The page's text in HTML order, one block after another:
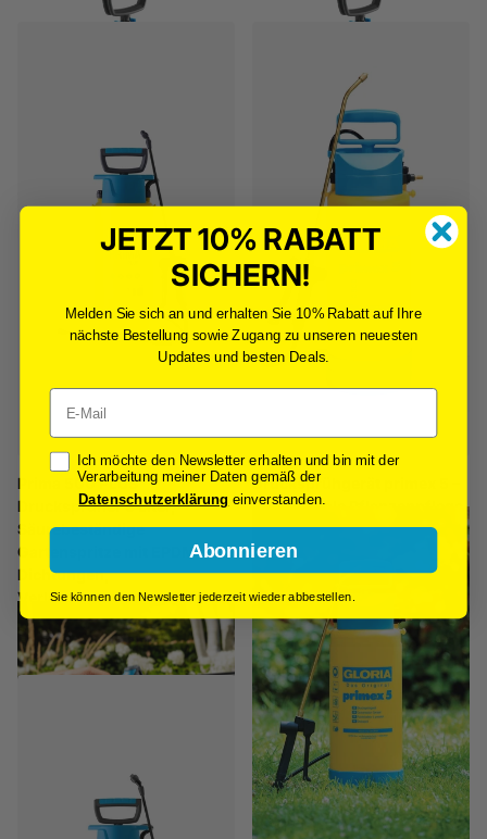
Prima 500 PLUS
Drucksprüher 5 Liter,
Säurebeständige
Gartenspritze mit EPDM-
Dichtungen,
Verlängerungslanze & PVC-
Gewebeschlauch
€44,90
Drucksprühgerät primex 5 –
Komfortable Pflanzenpflege
mit starker Pumpe und
Schultergurt
€49,90
JETZT 10% RABATT
SICHERN!
Melden Sie sich an und erhalten Sie 10% Rabatt auf Ihre
nächste Bestellung sowie Zugang zu unseren neuesten
Updates und besten Deals.
Email
Opt-InIch möchte den Newsletter erhalten und bin mit der
Verarbeitung meiner Daten gemäß der
Datenschutzerklärung einverstanden.
Abonnieren
Sie können den Newsletter jederzeit wieder abbestellen.